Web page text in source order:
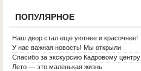
ПОПУЛЯРНОЕ
Наш двор стал еще уютнее и красочнее!
У нас важная новость! Мы открыли
Социальную гостиную.
Спасибо за экскурсию Кадровому центру
Лето — это маленькая жизнь